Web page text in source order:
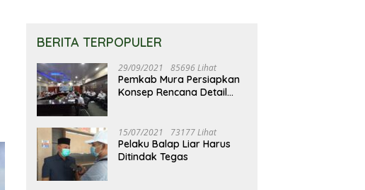
BERITA TERPOPULER
29/09/2021 85696 Lihat
Pemkab Mura Persiapkan
Konsep Rencana Detail
15/07/2021 73177 Lihat
Pelaku Balap Liar Harus
Ditindak Tegas